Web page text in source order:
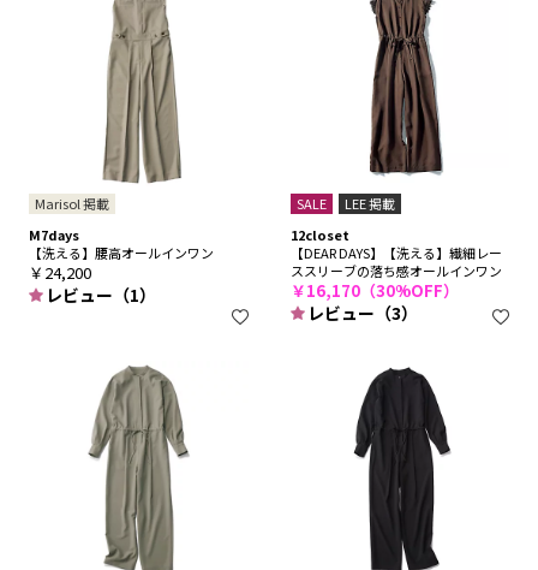
Marisol 掲載
M7days
【洗える】腰高オールインワン
￥24,200
レビュー（1）
SALE
LEE 掲載
12closet
【DEAR DAYS】【洗える】繊細レー
ススリーブの落ち感オールインワン
￥16,170（30%OFF）
レビュー（3）